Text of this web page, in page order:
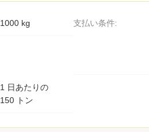
1000 kg 支払い条件:
1 日あたりの
150 トン